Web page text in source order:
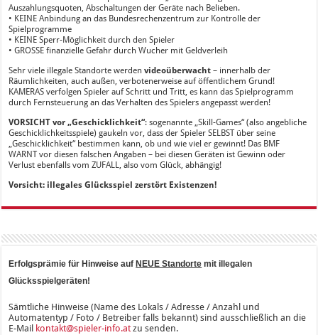
Auszahlungsquoten, Abschaltungen der Geräte nach Belieben.
• KEINE Anbindung an das Bundesrechenzentrum zur Kontrolle der
Spielprogramme
• KEINE Sperr-Möglichkeit durch den Spieler
• GROSSE finanzielle Gefahr durch Wucher mit Geldverleih
Sehr viele illegale Standorte werdenvideoüberwacht– innerhalb der
Räumlichkeiten, auch außen, verbotenerweise auf öffentlichem Grund!
KAMERAS verfolgen Spieler auf Schritt und Tritt, es kann das Spielprogramm
durch Fernsteuerung an das Verhalten des Spielers angepasst werden!
VORSICHT vor „Geschicklichkeit“: sogenannte „Skill-Games“ (also angebliche
Geschicklichkeitsspiele) gaukeln vor, dass der Spieler SELBST über seine
„Geschicklichkeit“ bestimmen kann, ob und wie viel er gewinnt! Das BMF
WARNT vor diesen falschen Angaben – bei diesen Geräten ist Gewinn oder
Verlust ebenfalls vom ZUFALL, also vom Glück, abhängig!
Vorsicht: illegales Glücksspiel zerstört Existenzen!
Erfolgsprämie für Hinweise aufNEUE Standorte mit illegalen
Glücksspielgeräten!
Sämtliche Hinweise (Name des Lokals / Adresse / Anzahl und
Automatentyp / Foto / Betreiber falls bekannt) sind ausschließlich an die
E-Mail kontakt@spieler-info.atzu senden.